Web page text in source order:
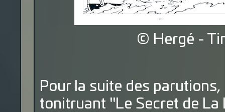
© Hergé -
Pour la suite des
tonitruant "Le Secret de La